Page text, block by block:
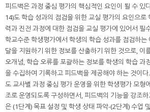
피드백은 과정 중심 평가의 핵심적인 요인이 될 수 있
14)도 학습 성과의 점검을 위한 교실 평가의 요인으로
력과 진전 과정에 대한 점검을 교실 평가에 있어서 필
학교수준 학생평가에서 학생의 학습 성과를 점검하는
달을 지원하기 위한 정보를 산출하기 위한 것으로, 이
오개념, 학습 오류를 포괄하는 정보를 학생의 학습 과
을 수집하여 기록하고 피드백을 제공해야 하는 것이다.
도 교사별 과정 중심 평가 운영을 위한 학생평가 모형
조로 운영되도록 구성하면서, 피드백의 기능을 강조
은 (1단계) 목표 설정 및 학생 상태 파악-(2단계) 수업